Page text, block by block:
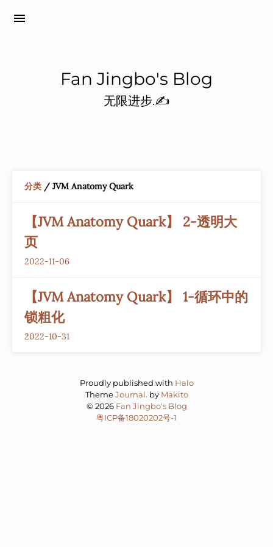
menu
Fan Jingbo's Blog
无限进步.✍️
分类 / JVM Anatomy Quark
【JVM Anatomy Quark】 2-透明大
页
2022-11-06
【JVM Anatomy Quark】 1-循环中的
锁粗化
2022-10-31
Proudly published with Halo
ThemeJournal. by Makito
© 2026 Fan Jingbo's Blog
粤ICP备18020202号-1